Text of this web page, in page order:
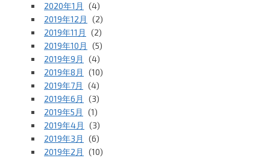
2020年1月
(4)
2019年12月
(2)
2019年11月
(2)
2019年10月
(5)
2019年9月
(4)
2019年8月
(10)
2019年7月
(4)
2019年6月
(3)
2019年5月
(1)
2019年4月
(3)
2019年3月
(6)
2019年2月
(10)